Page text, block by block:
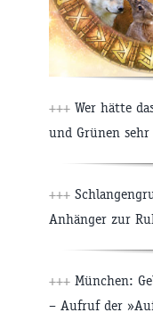
+++ Wer hätte
und Grünen
+++
Anhänger zur
+++ München:
– Aufruf der